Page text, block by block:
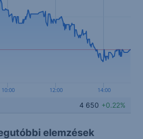
10:00 12:00 14:00
4 650 +0.22%
elemzések